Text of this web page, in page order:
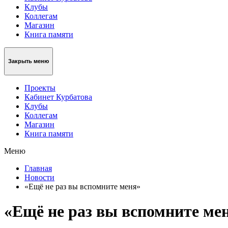
Клубы
Коллегам
Магазин
Книга памяти
Закрыть меню
Проекты
Кабинет Курбатова
Клубы
Коллегам
Магазин
Книга памяти
Меню
Главная
Новости
«Ещё не раз вы вспомните меня»
«Ещё не раз вы вспомните